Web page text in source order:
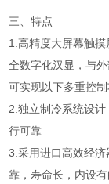
三、特点
1.高精度大屏幕触摸
全数字化汉显，与
可实现以下多重控
2.独立制冷系统设
行可靠
3.采用进口高效经
靠，寿命长，内设